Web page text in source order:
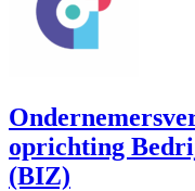
oprichting
(BIZ)